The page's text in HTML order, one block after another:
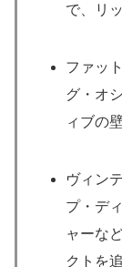
で、リ
ファッ
グ・オ
ィブの
ヴィン
プ・デ
ャーな
クトを